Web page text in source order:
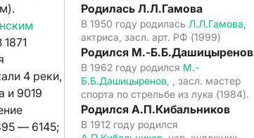
1871
4 реки,
и 9019
— 6145;
Родилась Л.Л.Гамова
В 1950 году родилась Л.Л.Гамова
актриса, засл. арт. РФ (1999)
Родился М.-Б.Б.Дашицыренов
В 1962 году родился М.-
Б.Б.Дашицыренов , , засл. мастер
спорта по стрельбе из лука (1984).
Родился А.П.Кибальников
В 1912 году родился